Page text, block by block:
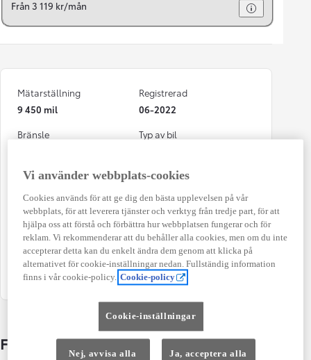
Från 3 119 kr/mån
Mätarställning
9 450 mil
Registrerad
06-2022
Bränsle
Typ av bil
Antal dörrar
Växellåda
Manuell
Effekt
106 kw (144 hk)
Färg
White
Kombinerad Co2
196 g/km
Antal säten
3
Fakta om bilen
Vi använder webbplats-cookies
Cookies används för att ge dig den bästa upplevelsen på vår
webbplats, för att leverera tjänster och verktyg från tredje part, för att
hjälpa oss att förstå och förbättra hur webbplatsen fungerar och för
reklam. Vi rekommenderar att du behåller alla cookies, men om du inte
accepterar detta kan du enkelt ändra dem genom att klicka på
alternativet för cookie-inställningar nedan. Fullständig information
finns i vår cookie-policy. Cookie-policy
Cookie-inställningar
Nej, avvisa alla Ja, acceptera alla